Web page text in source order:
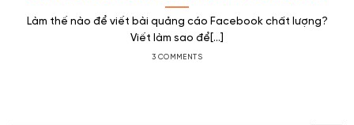
Làm thế nào để viết bài quảng cáo Facebook chất lượng?
Viết làm sao để[...]
3 COMMENTS